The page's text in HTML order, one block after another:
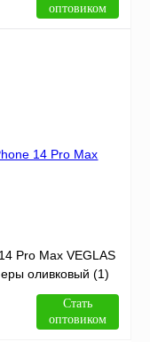
оптовиком
В
Pro Max VEGLAS
оливковый (1)
Стать
оптовиком